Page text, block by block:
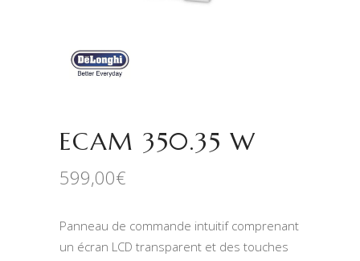
ECAM 350.35 W
599,00€
Panneau de commande intuitif comprenant
un écran LCD transparent et des touches